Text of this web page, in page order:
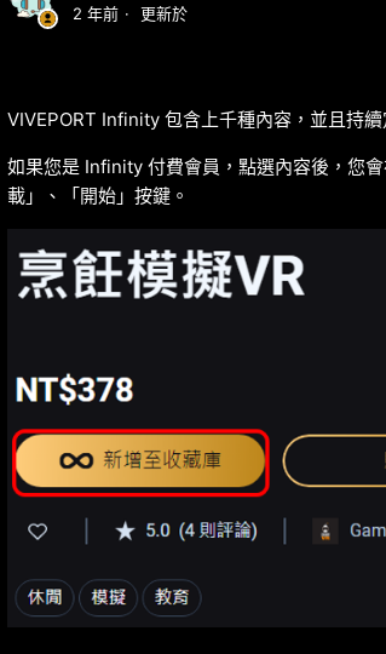
2 年前 更新於
VIVEPORT Infinity 包含上千種內容，並且持續
如果您是 Infinity 付費會員，點選內容後，您
載」、「開始」按鍵。